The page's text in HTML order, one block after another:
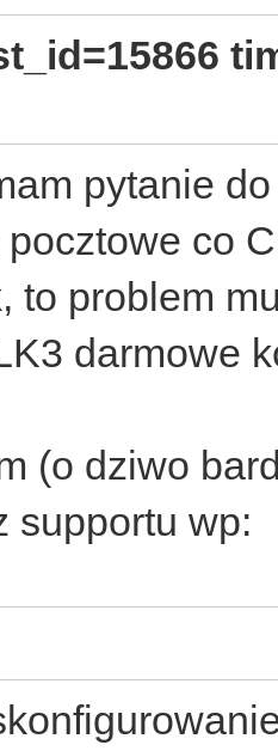
pytanie
co
to problem
darmowe
(o dziwo
supportu wp: